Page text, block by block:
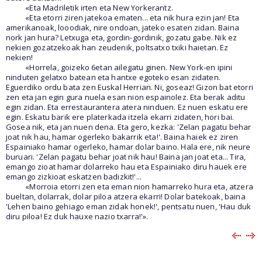
«Eta Madriletik irten eta New Yorkerantz.
«Eta etorri ziren jatekoa ematen... eta nik hura ezin jan! Eta
amerikanoak, looodiak, nire ondoan, jateko esaten zidan. Baina
nork jan hura? Letxuga eta, gordin-gordinik, gozatu gabe. Nik ez
nekien gozatzekoak han zeudenik, poltsatxo txiki haietan. Ez
nekien!
«Horrela, goizeko 6etan ailegatu ginen. New York-en ipini
ninduten gelatxo batean eta hantxe egoteko esan zidaten.
Eguerdiko ordu bata zen Euskal Herrian. Ni, goseaz! Gizon bat etorri
zen eta jan egin gura nuela esan nion espainolez. Eta berak aditu
egin zidan. Eta errestaurantera atera ninduen. Ez nuen eskatu ere
egin. Eskatu barik ere platerkada itzela ekarri zidaten, hori bai.
Gosea nik, eta jan nuen dena. Eta gero, kezka: 'Zelan pagatu behar
joat nik hau, hamar ogerleko bakarrik eta!'. Baina haiek ez ziren
Espainiako hamar ogerleko, hamar dolar baino. Hala ere, nik neure
buruari. 'Zelan pagatu behar joat nik hau! Baina jan joat eta... Tira,
emango zioat hamar dolarreko hau eta Espainiako diru hauek ere
emango zizkioat eskatzen badizkit!'...
«Morroia etorri zen eta eman nion hamarreko hura eta, atzera
bueltan, dolarrak, dolar piloa atzera ekarri! Dolar batekoak, baina
'Lehen baino gehiago eman zidak honek!', pentsatu nuen, 'Hau duk
diru piloa! Ez duk hauxe nazio txarra!'».